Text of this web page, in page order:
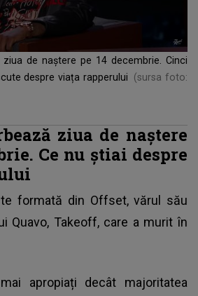
de naștere pe 14 decembrie. Cinci
despre viața rapperului
(sursa foto:
ziua de naștere
Ce nu știai despre
formată din Offset, vărul său
Quavo, Takeoff, care a murit în
apropiați decât majoritatea